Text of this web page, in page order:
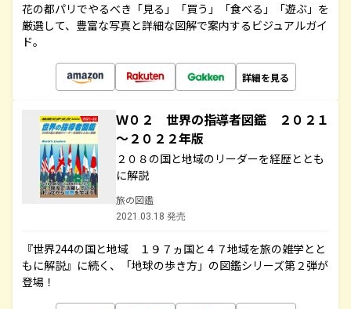
花の都パリでやるべき「見る」「買う」「食べる」「遊ぶ」を
厳選して、豊富な写真と詳細な図解で案内するビジュアルガイ
ド。
詳細を見る
Ｗ０２ 世界の指導者図鑑 ２０２１
～２０２２年版
２０８の国と地域のリーダーを経歴ととも
に解説
旅の図鑑
2021.03.18 発売
『世界244の国と地域 １９７ヵ国と４７地域を旅の雑学とと
もに解説』に続く、「地球の歩き方」の図鑑シリーズ第２弾が
登場！